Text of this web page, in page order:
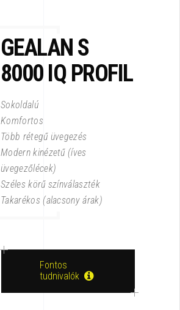
GEALAN S
8000IQ PROFIL
Sokoldalú
Komfortos
Több rétegű üvegezés
Modern kinézetű (íves
üvegezőlécek)
Széles körű színválaszték
Takarékos (alacsony árak)
Fontos
tudnivalók